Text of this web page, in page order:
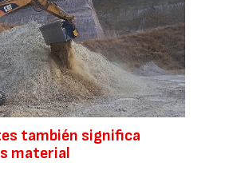
también significa
material